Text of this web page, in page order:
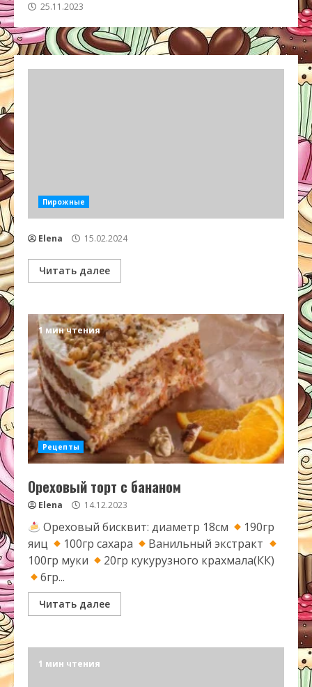
25.11.2023
Пирожные
Elena 15.02.2024
Читать далее
1 мин чтения
Рецепты
Ореховый торт с бананом
Elena 14.12.2023
Ореховый бисквит: диаметр 18см
190гр
яиц
100гр сахара
Ванильный экстракт
100гр муки
20гр кукурузного крахмала(КК)
6гр...
Читать далее
1 мин чтения